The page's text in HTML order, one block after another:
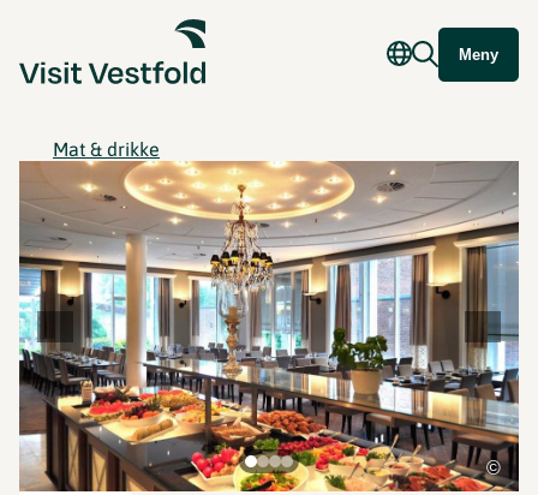
Meny
Mat & drikke
©